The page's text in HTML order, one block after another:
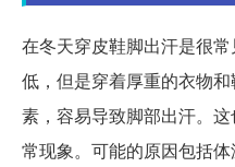
在冬天穿皮鞋脚出汗是很
低，但是穿着厚重的衣物
素，容易导致脚部出汗。
常现象。可能的原因包括